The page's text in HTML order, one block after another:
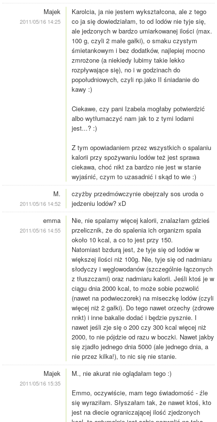
Majek
2011/05/16 14:25
Karolcia, ja nie jestem wykształcona, ale z tego
co ja się dowiedziałam, to od lodów nie tyje się,
ale jedzonych w bardzo umiarkowanej ilości (max.
100 g, czyli 2 małe gałki), o smaku czystym
śmietankowym i bez dodatków, najlepiej mocno
zmrożone (a niekiedy lubimy takie lekko
rozpływające się), no i w godzinach do
popołudniowych, czyli np.jako II śniadanie do
kawy :)
Ciekawe, czy pani Izabela mogłaby potwierdzić
albo wytłumaczyć nam jak to z tymi lodami
jest...? :)
Z tym opowiadaniem przez wszystkich o spalaniu
kalorii przy spożywaniu lodów też jest sprawa
ciekawa, choć nikt za bardzo nie jest w stanie
wyjaśnić, czym to uzasadnić i skąd to wie :)
M.
2011/05/16 14:52
czyżby przedmówczynie obejrzały sos uroda o
jedzeniu lodów? xD
emma
2011/05/16 14:55
Nie, nie spalamy więcej kalorii, znalazłam gdzieś
przelicznik, że do spalenia ich organizm spala
około 10 kcal, a co to jest przy 150.
Natomiast bzdurą jest, że tyje się od lodów w
większej ilości niż 100g. Nie, tyje się od nadmiaru
słodyczy i węglowodanów (szczególnie łączonych
z tłuszczami) oraz nadmiaru kalorii. Jeśli ktoś je w
ciągu dnia 2000 kcal, to może sobie pozwolić
(nawet na podwieczorek) na miseczkę lodów (czyli
więcej niż 2 gałki). Do tego nawet orzechy (zdrowe
nnkt) i inne bakalie dodać i będzie pysznie. I
nawet jeśli zje się o 200 czy 300 kcal więcej niż
2000, to nie pójdzie od razu w boczki. Nawet jakby
się zjadło jednego dnia 5000 (ale jednego dnia, a
nie przez kilka!), to nic się nie stanie.
Majek
2011/05/16 15:35
M., nie akurat nie oglądałam tego :)
Emmo, oczywiście, mam tego świadomość - źle
się wyraziłam. Słyszałam tak, że nawet ktoś, kto
jest na diecie ograniczającej ilość zjedzonych